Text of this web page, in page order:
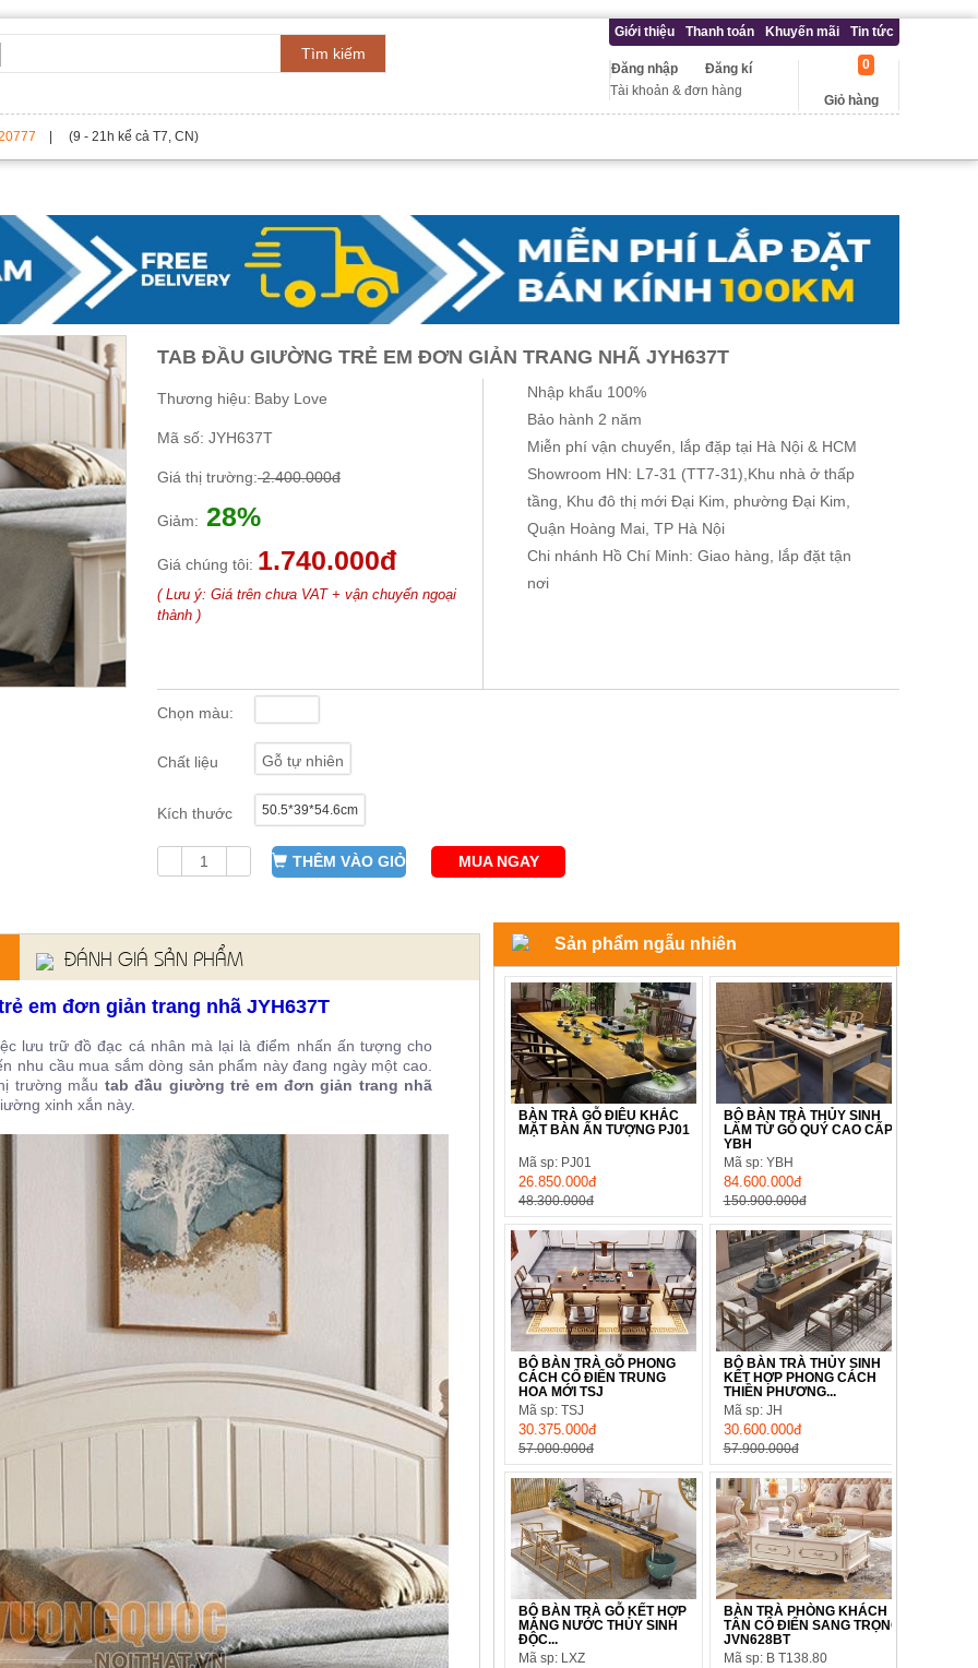
Tìm kiếm
Giới thiệu Thanh toán Khuyến mãi Tin tức
Đăng kí
Đăng nhập
Tài khoản & đơn hàng
Giỏ hàng
0
| (9 - 21h kể cả T7, CN)
TAB ĐẦU GIƯỜNG TRẺ EM ĐƠN GIẢN TRANG NHÃ JYH637T
Thương hiệu: Baby Love
Mã số: JYH637T
Giá thị trường:2.400.000đ
Giảm: 28%
Giá chúng tôi: 1.740.000đ
( Lưu ý: Giá trên chưa VAT + vận chuyển ngoại
thành )
Nhập khẩu 100%
Bảo hành 2 năm
Miễn phí vận chuyển, lắp đặp tại Hà Nội & HCM
Showroom HN: L7-31 (TT7-31),Khu nhà ở thấp
tầng, Khu đô thị mới Đại Kim, phường Đại Kim,
Quận Hoàng Mai, TP Hà Nội
Chi nhánh Hồ Chí Minh: Giao hàng, lắp đặt tận
nơi
Chọn màu:
Chất liệu Gỗ tự nhiên
Kích thước 50.5*39*54.6cm
THÊM VÀO GIỎ MUA NGAY
ĐÁNH GIÁ SẢN PHẨM
em đơn giản trang nhã JYH637T
lưu trữ đồ đạc cá nhân mà lại là điểm nhấn ấn tượng cho
nhu cầu mua sắm dòng sản phẩm này đang ngày một cao.
trường mẫu tab đầu giường trẻ em đơn giản trang nhã
xinh xắn này.
Sản phẩm ngẫu nhiên
BÀN TRÀ GỖ ĐIÊU KHẮC
MẶT BÀN ẤN TƯỢNG PJ01
Mã sp: PJ01
26.850.000đ
48.300.000đ
BỘ BÀN TRÀ THỦY SINH
LÀM TỪ GỖ QUÝ CAO CẤP
YBH
Mã sp: YBH
84.600.000đ
150.900.000đ
BỘ BÀN TRÀ GỖ PHONG
CÁCH CỔ ĐIỂN TRUNG
HOA MỚI TSJ
Mã sp: TSJ
30.375.000đ
57.000.000đ
BỘ BÀN TRÀ THỦY SINH
KẾT HỢP PHONG CÁCH
THIỀN PHƯƠNG...
Mã sp: JH
30.600.000đ
57.900.000đ
BỘ BÀN TRÀ GỖ KẾT HỢP
MÁNG NƯỚC THỦY SINH
ĐỘC...
Mã sp: LXZ
BÀN TRÀ PHÒNG KHÁCH
TÂN CỔ ĐIỂN SANG TRỌNG
JVN628BT
Mã sp: B T138.80